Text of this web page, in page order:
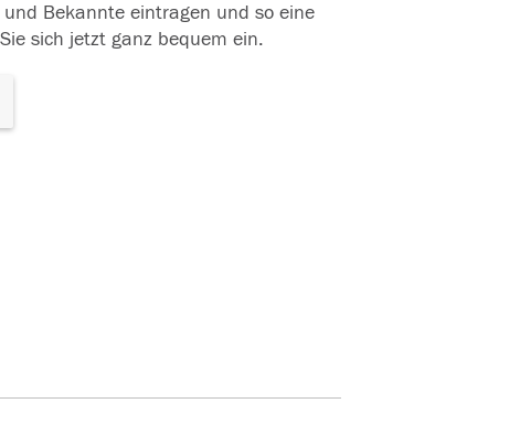
Bekannte eintragen und so eine
sich jetzt ganz bequem ein.